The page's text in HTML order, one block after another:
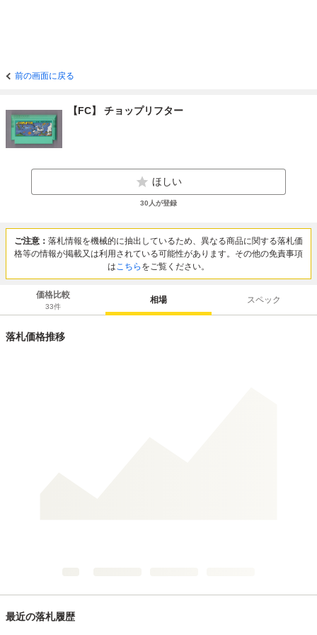
前の画面に戻る
【FC】 チョップリフター
ほしい
30 人が登録
ご注意： 落札情報を機械的に抽出しているため、異なる商品に関する落札価
格等の情報が掲載又は利用されている可能性があります。その他の免責事項
はこちら をご覧ください。
価格比較
33件
相場 スペック
落札価格推移
最近の落札履歴